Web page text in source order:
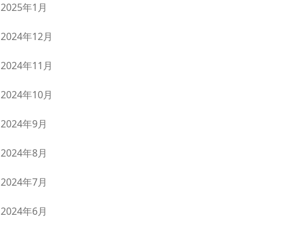
2025年1月
2024年12月
2024年11月
2024年10月
2024年9月
2024年8月
2024年7月
2024年6月